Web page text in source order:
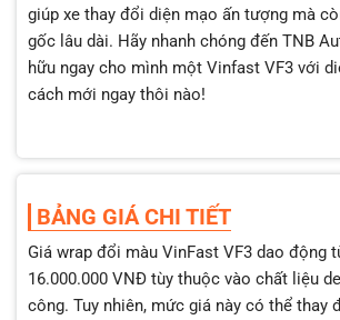
giúp xe thay đổi diện mạo ấn tượng mà
gốc lâu dài. Hãy nhanh chóng đến TNB
hữu ngay cho mình một Vinfast VF3 với
cách mới ngay thôi nào!
BẢNG GIÁ CHI TIẾT
Giá wrap đổi màu VinFast VF3 dao động
16.000.000 VNĐ tùy thuộc vào chất liệu
công. Tuy nhiên, mức giá này có thể thay